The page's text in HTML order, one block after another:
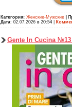
Категория: Женские-Мужские
Дата: 02.07.2026 в 20:54
Gente In Cucina №13